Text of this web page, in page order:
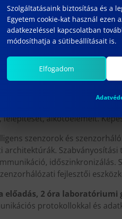
hálókkal megoldható
és tanítása. Aktivációs
A backpropagation algoritmus.
neurális hálók
hálók. Megerősítéses
és szoftver környezetek.
internete (heti 2 óra
alkotóelemeit.
szenzorok és
Szabványosítási
időszinkronizálás.
fejlesztői
előadás, 2 óra laboratóriumi
protokollokkal és
Szolgáltatásaink biztosítása és a
Egyetem cookie-kat használ ezen
adatkezeléssel kapcsolatban
módosíthatja a sütibeállításait is.
Elfogadom